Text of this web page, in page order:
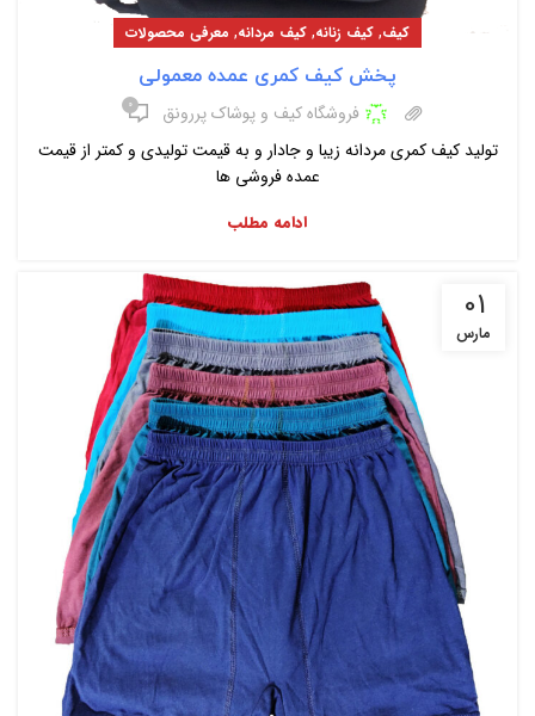
کیف, کیف زنانه, کیف مردانه, معرفی محصولات
پخش کیف کمری عمده معمولی
فروشگاه کیف و پوشاک پررونق ۰
تولید کیف کمری مردانه زیبا و جادار و به قیمت تولیدی و کمتر از قیمت
عمده فروشی ها
ادامه مطلب
01
مارس